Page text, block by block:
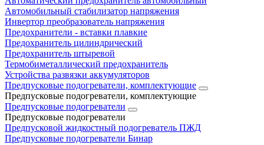
Автомобильный стабилизатор напряжения
Инвертор преобразователь напряжения
Предохранители - вставки плавкие
Предохранитель цилиндрический
Предохранитель штыревой
Термобиметаллический предохранитель
Устройства развязки аккумуляторов
Предпусковые подогреватели, комплектующие
Предпусковые подогреватели, комплектующие
Предпусковые подогреватели
Предпусковые подогреватели
Предпусковой жидкостный подогреватель ПЖД
Предпусковые подогреватели Бинар